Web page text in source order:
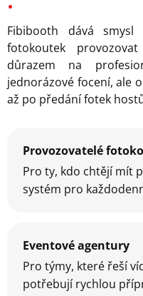
Fibibooth dává
fotokoutek
důrazem na
jednorázové focení, ale
až po předání fotek
Provozovatelé
Pro ty, kdo chtějí mít
systém pro
Eventové agentury
Pro týmy, které řeší
potřebují rychlou